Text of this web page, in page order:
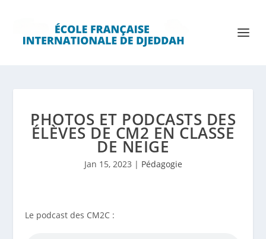
PHOTOS ET PODCASTS DES
ÉLÈVES DE CM2 EN CLASSE
DE NEIGE
Jan 15, 2023 | Pédagogie
Le podcast des CM2C :